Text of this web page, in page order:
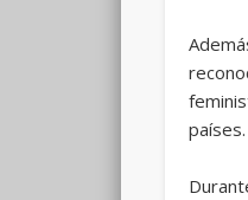
países.